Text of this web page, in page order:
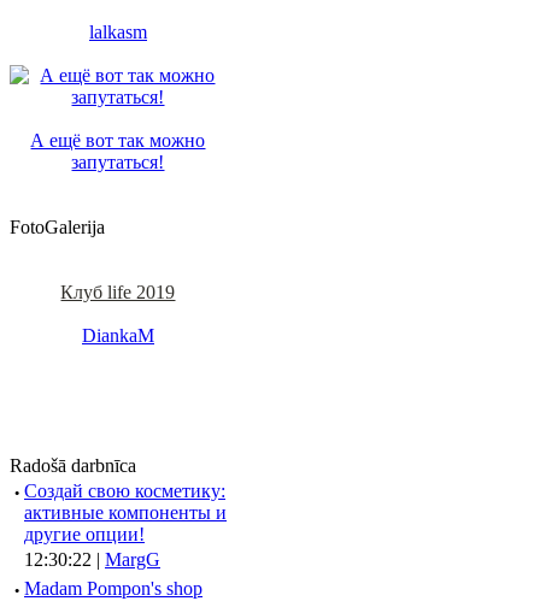
lalkasm
А ещё вот так можно
запутаться!
FotoGalerija
Клуб life 2019
DiankaM
Radošā darbnīca
· Создай свою косметику:
активные компоненты и
другие опции!
12:30:22 | MargG
· Madam Pompon's shop